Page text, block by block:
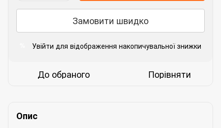
Замовити швидко
Увійти для відображення накопичувальної знижки
До обраного Порівняти
Опис